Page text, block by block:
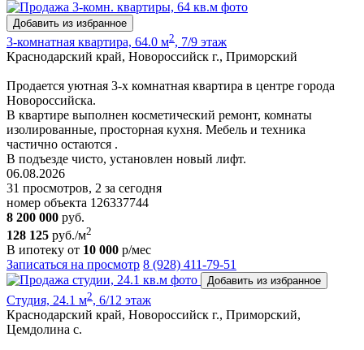
Добавить из избранное
3-комнатная квартира, 64.0 м2, 7/9 этаж
Краснодарский край, Новороссийск г., Приморский
Пpoдается уютная 3-х комнатная квартира в центре города
Новороссийска.
В квартире выполнен косметический ремонт, комнаты
изолированные, просторная кухня. Мебель и техника
частично остаются .
В подъезде чисто, установлен новый лифт.
06.08.2026
31 просмотров, 2 за сегодня
номер объекта 126337744
8 200 000 руб.
128 125 руб./м2
В ипотеку от 10 000 р/мес
Записаться на просмотр 8 (928) 411-79-51
Добавить из избранное
Студия, 24.1 м2, 6/12 этаж
Краснодарский край, Новороссийск г., Приморский,
Цемдолина с.